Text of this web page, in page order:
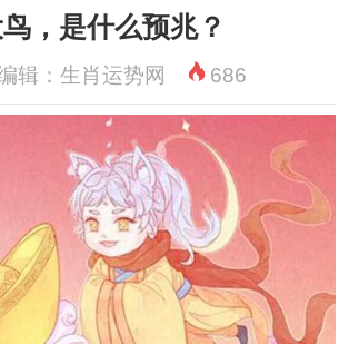
，是什么预兆？
辑：生肖运势网 686